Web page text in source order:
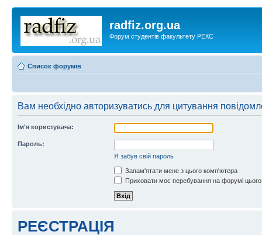
radfiz.org.ua
Форум студентів факультету РЕКС
Список форумів
Вам необхідно авторизуватись для цитування
Ім'я користувача:
Пароль:
Я забув свій пароль
Запам'ятати мене з цього комп'ютера
Приховати моє перебування на форумі
РЕЄСТРАЦІЯ